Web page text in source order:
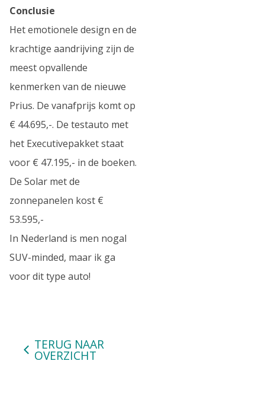
Conclusie
Het emotionele design en de
krachtige aandrijving zijn de
meest opvallende
kenmerken van de nieuwe
Prius. De vanafprijs komt op
€ 44.695,-. De testauto met
het Executivepakket staat
voor € 47.195,- in de boeken.
De Solar met de
zonnepanelen kost €
53.595,-
In Nederland is men nogal
SUV-minded, maar ik ga
voor dit type auto!
TERUG NAAR
OVERZICHT